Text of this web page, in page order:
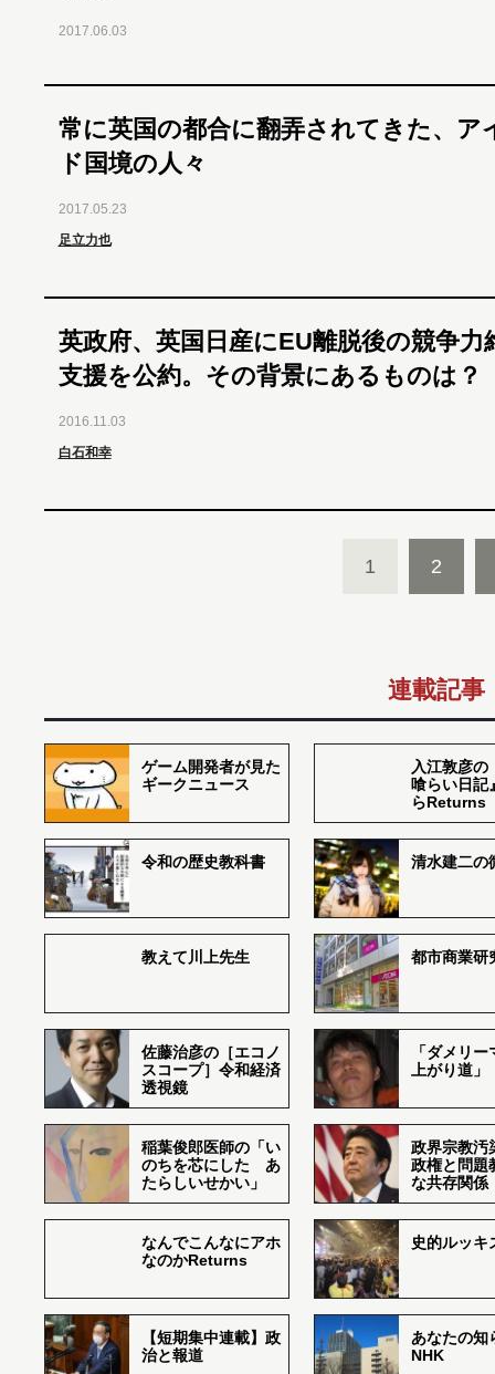
2017.06.03
常に英国の都合に翻弄されてきた、ア
ド国境の人々
2017.05.23
足立力也
英政府、英国日産にEU離脱後の競争力
支援を公約。その背景にあるものは？
2016.11.03
白石和幸
1 2
連載記事
ゲーム開発者が見た
ギークニュース
入江敦彦の
喰らい日記
らReturns
令和の歴史教科書 清水建二の
教えて川上先生 都市商業研
佐藤治彦の［エコノ
スコープ］令和経済
透視鏡
「ダメリ
上がり道」
稲葉俊郎医師の「い
のちを芯にした あ
たらしいせかい」
政界宗教汚
政権と問題
な共存関係
なんでこんなにアホ
なのかReturns
史的ルッキ
【短期集中連載】政
治と報道
あなたの知
NHK